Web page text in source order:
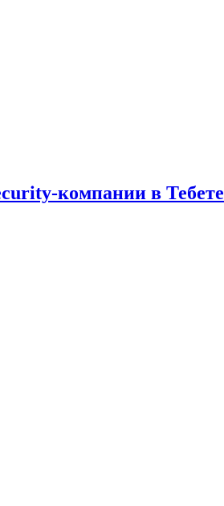
компании в Тебете